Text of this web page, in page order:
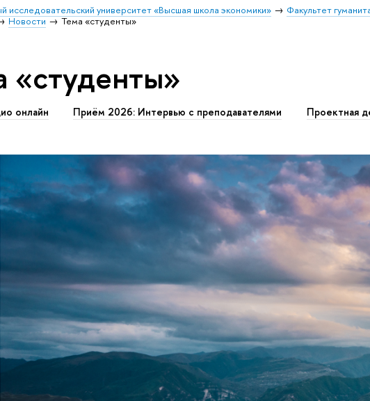
исследовательский университет «Высшая школа экономики» Факультет
Новости Тема «студенты»
«студенты»
онлайн Приём 2026: Интервью с преподавателями Проектная